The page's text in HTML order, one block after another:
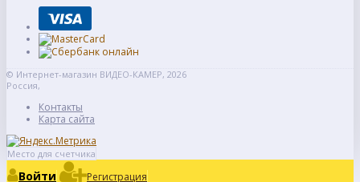
© Интернет-магазин ВИДЕО-КАМЕР, 2026
Россия,
Контакты
Карта сайта
Место для счетчика
Войти Регистрация